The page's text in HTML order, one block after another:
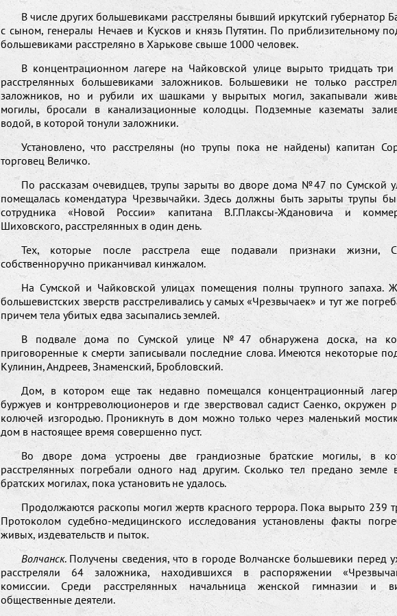
В числе других большевиками расстреляны бывший иркутский губернатор
с сыном, генералы Нечаев и Кусков и князь Путятин. По приблизительному
большевиками расстреляно в Харькове свыше 1000 человек.
В концентрационном лагере на Чайковской улице вырыто тридцать три
расстрелянных большевиками заложников. Большевики не только
заложников, но и рубили их шашками у вырытых могил, закапывали
могилы, бросали в канализационные колодцы. Подземные казематы
водой, в которой тонули заложники.
Установлено, что расстреляны (но трупы пока не найдены) капитан
торговец Величко.
По рассказам очевидцев, трупы зарыты во дворе дома №47 по Сумской
помещалась комендатура Чрезвычайки. Здесь должны быть зарыты трупы
сотрудника «Новой России» капитана В.Г.Плаксы-Ждановича и
Шиховского, расстрелянных в один день.
Тех, которые после расстрела еще подавали признаки жизни,
собственноручно приканчивал кинжалом.
На Сумской и Чайковской улицах помещения полны трупного запаха.
большевистских зверств расстреливались у самых «Чрезвычаек» и тут же
причем тела убитых едва засыпались землей.
В подвале дома по Сумской улице №47 обнаружена доска, на
приговоренные к смерти записывали последние слова. Имеются некоторые
Кулинин, Андреев, Знаменский, Бробловский.
Дом, в котором еще так недавно помещался концентрационный
буржуев и контрреволюционеров и где зверствовал садист Саенко, окружен
колючей изгородью. Проникнуть в дом можно только через маленький
дом в настоящее время совершенно пуст.
Во дворе дома устроены две грандиозные братские могилы, в
расстрелянных погребали одного над другим. Сколько тел предано земле
братских могилах, пока установить не удалось.
Продолжаются раскопы могил жертв красного террора. Пока вырыто 239
Протоколом судебно-медицинского исследования установлены факты
живых, издевательств и пыток.
Волчанск. Получены сведения, что в городе Волчанске большевики перед
расстреляли 64 заложника, находившихся в распоряжении
комиссии. Среди расстрелянных начальница женской гимназии и
общественные деятели.